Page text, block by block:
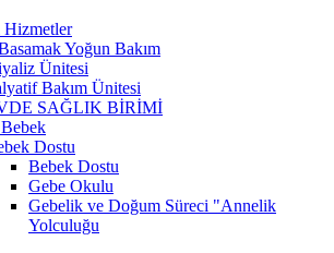
Yoğun Bakım
Ünitesi
Bakım Ünitesi
SAĞLIK BİRİMİ
Dostu
Bebek Dostu
Gebe Okulu
Gebelik ve Doğum Süreci "Annelik
Yolculuğu